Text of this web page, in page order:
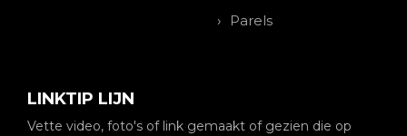
Parels
LINKTIP LIJN
Vette video, foto's of link gemaakt of gezien die op